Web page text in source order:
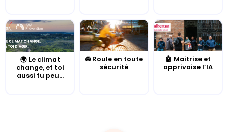
🌍 Le climat
change, et toi
aussi tu peu...
🚘 Roule en toute
sécurité
🤖 Maitrise et
apprivoise l’IA